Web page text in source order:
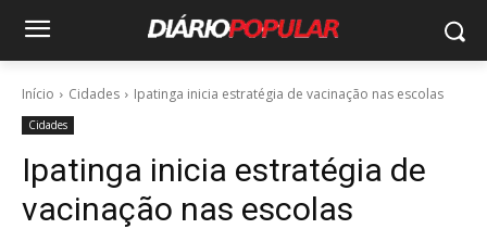
Início Cidades Ipatinga inicia estratégia de vacinação nas escolas
Cidades
Ipatinga inicia estratégia de
vacinação nas escolas